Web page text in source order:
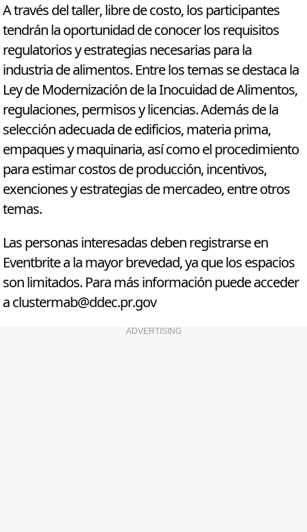
A través del taller, libre de costo, los participantes
tendrán la oportunidad de conocer los requisitos
regulatorios y estrategias necesarias para la
industria de alimentos. Entre los temas se destaca la
Ley de Modernización de la Inocuidad de Alimentos,
regulaciones, permisos y licencias. Además de la
selección adecuada de edificios, materia prima,
empaques y maquinaria, así como el procedimiento
para estimar costos de producción, incentivos,
exenciones y estrategias de mercadeo, entre otros
temas.
Las personas interesadas deben registrarse en
Eventbrite a la mayor brevedad, ya que los espacios
son limitados. Para más información puede acceder
aclustermab@ddec.pr.gov
ADVERTISING